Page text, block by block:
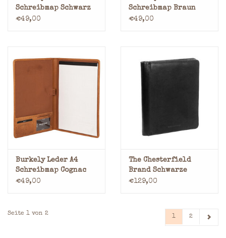
Schreibmap Schwarz
€49,00
Schreibmap Braun
€49,00
Burkely Leder A4
Schreibmap Cognac
€49,00
The Chesterfield
Brand Schwarze
Leder-Schreibmappe
€129,00
Seite 1 von 2 1 2